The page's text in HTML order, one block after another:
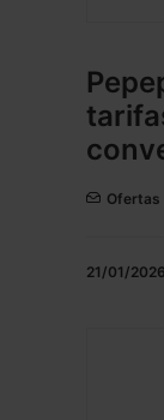
Ofertas
21/01/2026